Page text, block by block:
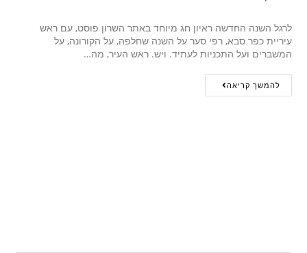
לרגל השנה החדשה ראיון חג מיוחד באתר השרון פוסט, עם ראש
עיריית כפר סבא, רפי סער על השנה שחלפה, על הקורונה, על
המשברים ועל התכניות לעתיד. ויש. ראש העיר, מה…
להמשך קריאה